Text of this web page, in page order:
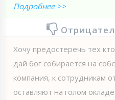
Подробнее >>
Хочу предостеречь тех
дай бог собирается на
компания, к сотрудникам
оставляют на голом